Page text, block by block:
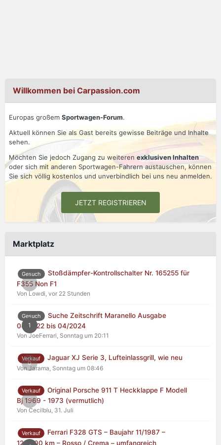
Willkommen bei Carpassion.com
Europas großem Sportwagen-Forum.
Aktuell können Sie als Gast bereits gewisse Beiträge und Inhalte
sehen.
Möchten Sie jedoch Zugang zu weiterenexklusiven Inhalten
oder sich mit anderen Sportwagen-Fahrern austauschen, können
Sie sich völlig kostenlos und unverbindlich bei uns neu anmelden.
JETZT REGISTRIEREN
Marktplatz
0
Gesuch
Stoßdämpfer-Kontrollschalter Nr. 165255 für
F355 Non F1
Von Lowdi, vor 22 Stunden
1
Gesuch
Suche Zeitschrift Maranello Ausgabe
04/2022 bis 04/2024
Von JoeFerrari, Sonntag um 20:11
0
Verkauf Jaguar XJ Serie 3, Lufteinlassgrill, wie neu
Von Jarama, Sonntag um 08:46
0
Verkauf
Original Porsche 911 T Heckklappe F Modell
Bj 1969 - 1973 (vermutlich)
Von Cecilblu, 31. Juli
Verkauf
Ferrari F328 GTS – Baujahr 11/1987 –
125.000 km – Rosso / Crema – umfangreich